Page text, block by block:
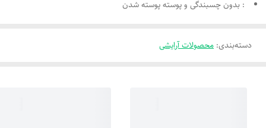
: بدون چسبندگی و پوسته پوسته شدن
دسته‌بندی: محصولات آرایشی